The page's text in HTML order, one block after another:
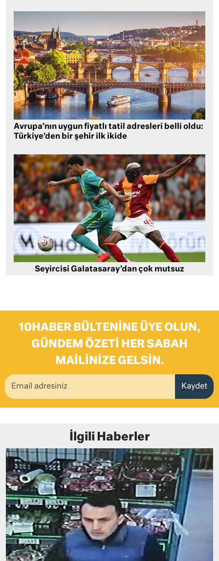
Avrupa’nın uygun fiyatlı tatil adresleri belli oldu:
Türkiye’den bir şehir ilk ikide
Seyircisi Galatasaray’dan çok mutsuz
10HABER BÜLTENINE ÜYE OLUN,
GÜNDEM ÖZETI HER SABAH
MAILINIZE GELSIN.
Kaydet
İlgili Haberler